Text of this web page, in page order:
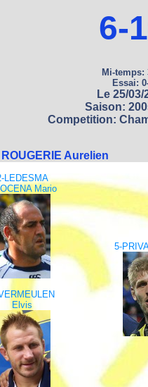
6-
Mi-temps:
Essai:
Le 25/03/
Saison:
Competition:
Aurelien
LEDESMA
Mario
5-
Elvis